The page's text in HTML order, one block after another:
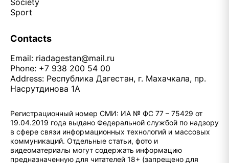
Society
Sport
Contacts
Email: riadagestan@mail.ru
Phone: +7 938 200 54 00
Address: Республика Дагестан, г. Махачкала, пр.
Насрутдинова 1А
Регистрационный номер СМИ: ИА № ФС 77 – 75429 от
19.04.2019 года выдано Федеральной службой по надзору
в сфере связи информационных технологий и массовых
коммуникаций. Отдельные статьи, фото и
видеоматериалы могут содержать информацию
предназначенную для читателей 18+ (запрещено для